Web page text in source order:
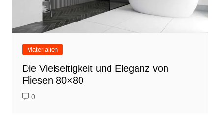
Materialien
Die Vielseitigkeit und Eleganz von
Fliesen 80×80
0